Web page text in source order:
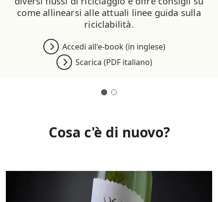
come allinearsi alle attuali linee guida sulla
riciclabilità.
Accedi all'e-book (in inglese)
Scarica (PDF italiano)
Cosa c'è di nuovo?